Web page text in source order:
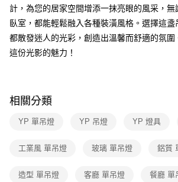
相關說明
【關於「AFTEE先享後付」】
AFTEE先享後付是「在收到商品之後才付款」的支
便利好安心！
１．簡單：不需註冊會員、不需綁卡、不需儲值。
【「AFTEE先享後付」結帳流程】
１．於結帳方式選擇「AFTEE先享後付」後，將跳
結帳頁面，進行簡訊認證並確認金額後，即可完成
ATM／網路銀行／等多元方式進行付款，方視為交
購買商品的店家。未經商家同意取消之訂單仍視為
每筆NT$180，滿NT$5,000(含以上)免運費
計，為您的居家空間增添一抹亮眼的風采，
臥室，都能輕鬆融入各種裝潢風格。選擇這
都散發迷人的光彩，創造出溫馨而舒適的氛
這份光影的魅力！
相關分類
YP 單吊燈 YP 吊燈 YP 燈具
工業風 單吊燈 玻璃 單吊燈 鋁質
造型 單吊燈 客廳 單吊燈 餐廳 單